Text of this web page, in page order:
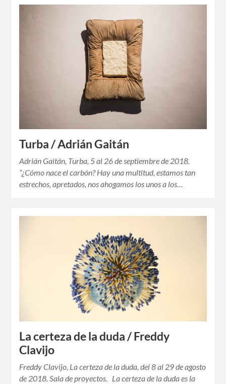
Turba / Adrián Gaitán
Adrián Gaitán, Turba, 5 al 26 de septiembre de 2018.
“¿Cómo nace el carbón? Hay una multitud, estamos tan
estrechos, apretados, nos ahogamos los unos a los…
La certeza de la duda / Freddy
Clavijo
Freddy Clavijo, La certeza de la duda, del 8 al 29 de agosto
de 2018. Sala de proyectos. La certeza de la duda es la